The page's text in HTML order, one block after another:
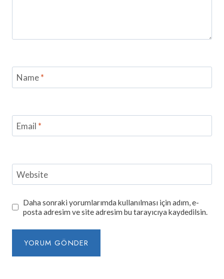
Name*
Email *
Website
Daha sonraki yorumlarımda kullanılması için adım, e-
posta adresim ve site adresim bu tarayıcıya kaydedilsin.